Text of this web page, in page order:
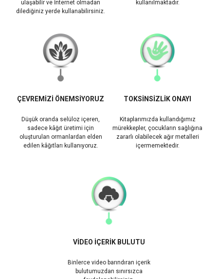
ulaşabilir ve İnternet olmadan
dilediğiniz yerde kullanabilirsiniz.
kullanılmaktadır.
ÇEVREMİZİ ÖNEMSİYORUZ
Düşük oranda selüloz içeren,
sadece kâğıt üretimi için
oluşturulan ormanlardan elden
edilen kâğıtları kullanıyoruz.
TOKSİNSİZLİK ONAYI
Kitaplarımızda kullandığımız
mürekkepler, çocukların sağlığına
zararlı olabilecek ağır metalleri
içermemektedir.
VİDEO İÇERİK BULUTU
Binlerce video barındıran içerik
bulutumuzdan sınırsızca